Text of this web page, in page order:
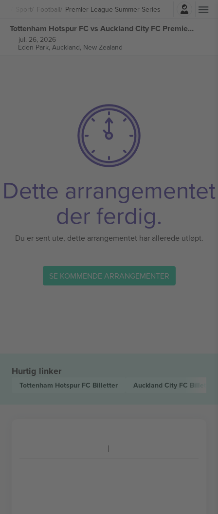
Sport Football Premier League Summer Series
Logg Inn
Tottenham Hotspur FC vs Auckland City FC Premier League Summer Series billetter
jul. 26, 2026
Eden Park, Auckland, New Zealand
Dette arrangementet
der ferdig.
Du er sent ute, dette arrangementet har allerede utløpt.
SE KOMMENDE ARRANGEMENTER
Hurtig linker
Tottenham Hotspur FC Billetter Auckland City FC Billetter